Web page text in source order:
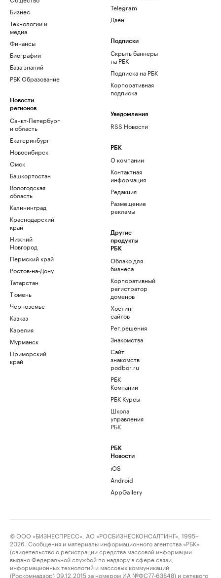
Бизнес
Технологии и
медиа
Финансы
Биографии
База знаний
РБК Образование
Новости
регионов
Санкт-Петербург
и область
Екатеринбург
Новосибирск
Омск
Башкортостан
Вологодская
область
Калининград
Краснодарский
край
Нижний
Новгород
Пермский край
Ростов-на-Дону
Татарстан
Тюмень
Черноземье
Кавказ
Карелия
Мурманск
Приморский
край
Telegram
Дзен
Подписки
Скрыть баннеры
на РБК
Подписка на РБК
Корпоративная
подписка
Уведомления
RSS Новости
РБК
О компании
Контактная
информация
Редакция
Размещение
рекламы
Другие
продукты
РБК
Облако для
бизнеса
Корпоративный
регистратор
доменов
Хостинг
сайтов
Рег.решения
Знакомства
Сайт
знакомств
podbor.ru
РБК
Компании
РБК Курсы
Школа
управления
РБК
РБК
Новости
iOS
Android
AppGallery
© ООО «БИЗНЕСПРЕСС», АО «РОСБИЗНЕСКОНСАЛТИНГ», 1995–
2026. Сообщения и материалы информационного агентства «РБК»
(свидетельство о регистрации средства массовой информации
выдано Федеральной службой по надзору в сфере связи,
информационных технологий и массовых коммуникаций
(Роскомнадзор) 09.12.2015 за номером ИА №ФС77-63848) и сетевого